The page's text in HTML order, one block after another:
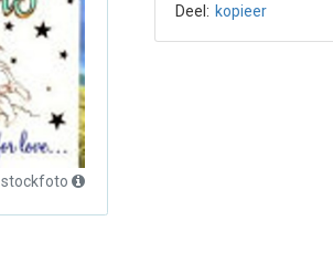
stockfoto
Deel: kopieer